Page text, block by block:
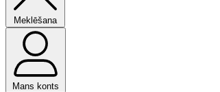
Meklēšana
Mans konts